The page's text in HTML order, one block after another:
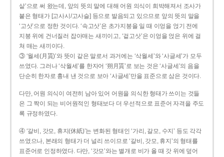
샅’으로 써 왔는데, 앞의 뜻의 말에 대해 어원 의식이 희박해져서 조사가
붙은 형태가 [고사시/고사슬] 등으로 발음되고 있으므로 앞의 뜻의 말을
‘고삿’으로 정한 것이다. ‘속고삿’은 초가지붕을 일 때 이엉을 얹기 전에
지붕 위에 건너질러 잡아매는 새끼이고, ‘겉고삿’은 이엉을 얹은 위에 걸
쳐 매는 새끼이다.
③ ‘월세(月貰)’와 뜻이 같은 말로서 과거에는 ‘삭월세’와 ‘사글세’가 모두
쓰였다. 그러나 ‘삭월세’를 한자어 ‘朔月貰’로 보는 것은 ‘사글세’의 음을
단순히 한자로 흉내 낸 것으로 보아 ‘사글세’만을 표준으로 삼은 것이다.
다만, 어원 의식이 여전히 남아 있어 어원을 의식한 형태가 쓰이는 것들
은 그 짝이 되는 비어원적인 형태보다 더 우선적으로 표준어 자격을 주도
록 규정하였다.
④ ‘갈비, 갓모, 휴지(休紙)’는 변화된 형태인 ‘가리, 갈모, 수지’ 등도 각각
쓰였으나, 본래의 형태가 더 널리 쓰이므로 ‘갈비, 갓모, 휴지’의 형태를
표준어로 인정하였다. 다만, ‘갓모’와는 별개로 비가 올 때 갓 위에 덮어